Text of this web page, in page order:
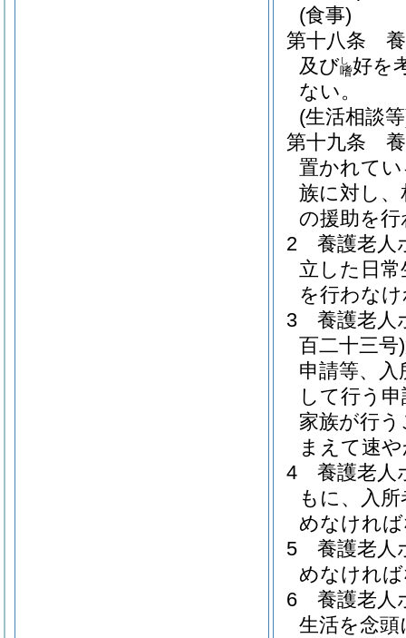
(食事)
第十八条
及び嗜
し 好を
ない。
(生活相談
第十九条
置かれて
族に対し
の援助を
2
養護老人
立した日
を行わな
3
養護老人
百二十三号)
申請等、
して行う
家族が行
まえて速
4
養護老人
もに、入
めなけれ
5
養護老人
めなけれ
6
養護老人
生活を念